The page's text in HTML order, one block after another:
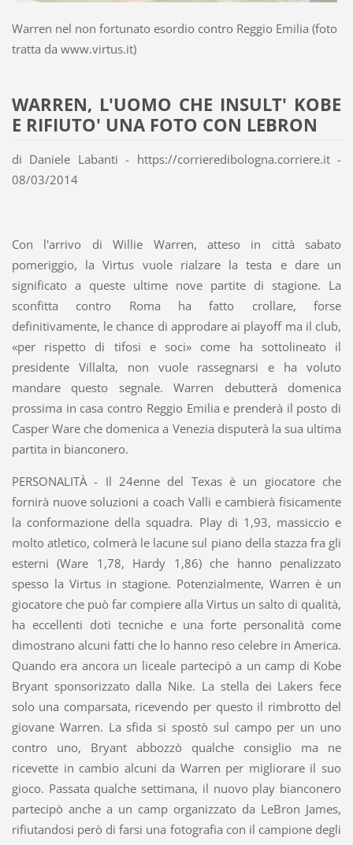
Warren nel non fortunato esordio contro Reggio Emilia (foto
tratta da www.virtus.it)
WARREN, L'UOMO CHE INSULT' KOBE
E RIFIUTO' UNA FOTO CON LEBRON
di Daniele Labanti - https://corrieredibologna.corriere.it -
08/03/2014
Con l'arrivo di Willie Warren, atteso in città sabato
pomeriggio, la Virtus vuole rialzare la testa e dare un
significato a queste ultime nove partite di stagione. La
sconfitta contro Roma ha fatto crollare, forse
definitivamente, le chance di approdare ai playoff ma il club,
«per rispetto di tifosi e soci» come ha sottolineato il
presidente Villalta, non vuole rassegnarsi e ha voluto
mandare questo segnale. Warren debutterà domenica
prossima in casa contro Reggio Emilia e prenderà il posto di
Casper Ware che domenica a Venezia disputerà la sua ultima
partita in bianconero.
PERSONALITÀ - Il 24enne del Texas è un giocatore che
fornirà nuove soluzioni a coach Valli e cambierà fisicamente
la conformazione della squadra. Play di 1,93, massiccio e
molto atletico, colmerà le lacune sul piano della stazza fra gli
esterni (Ware 1,78, Hardy 1,86) che hanno penalizzato
spesso la Virtus in stagione. Potenzialmente, Warren è un
giocatore che può far compiere alla Virtus un salto di qualità,
ha eccellenti doti tecniche e una forte personalità come
dimostrano alcuni fatti che lo hanno reso celebre in America.
Quando era ancora un liceale partecipò a un camp di Kobe
Bryant sponsorizzato dalla Nike. La stella dei Lakers fece
solo una comparsata, ricevendo per questo il rimbrotto del
giovane Warren. La sfida si spostò sul campo per un uno
contro uno, Bryant abbozzò qualche consiglio ma ne
ricevette in cambio alcuni da Warren per migliorare il suo
gioco. Passata qualche settimana, il nuovo play bianconero
partecipò anche a un camp organizzato da LeBron James,
rifiutandosi però di farsi una fotografia con il campione degli